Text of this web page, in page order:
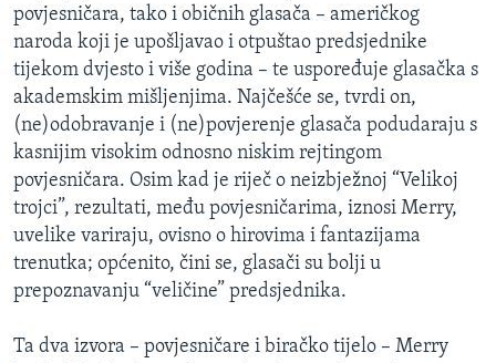
povjesničara, tako i običnih glasača – američkog
naroda koji je upošljavao i otpuštao predsjednike
tijekom dvjesto i više godina – te uspoređuje glasačka s
akademskim mišljenjima. Najčešće se, tvrdi on,
(ne)odobravanje i (ne)povjerenje glasača podudaraju s
kasnijim visokim odnosno niskim rejtingom
povjesničara. Osim kad je riječ o neizbježnoj “Velikoj
trojci”, rezultati, među povjesničarima, iznosi Merry,
uvelike variraju, ovisno o hirovima i fantazijama
trenutka; općenito, čini se, glasači su bolji u
prepoznavanju “veličine” predsjednika.
Ta dva izvora – povjesničare i biračko tijelo – Merry